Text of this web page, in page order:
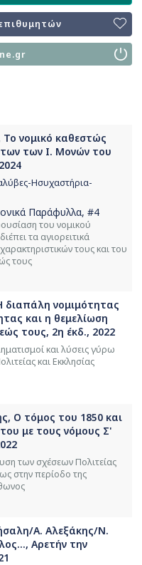
Το νομικό καθεστώς
των Ι. Μονών του
Ησυχαστήρια-
Παράφυλλα, #4
του νομικού
τα αγιορειτικά
τους και του
τους
διαπάλη νομιμότητας
και η θεμελίωση
τους, 2η έκδ., 2022
και λύσεις γύρω
και Εκκλησίας
Ο τόμος του 1850 και
με τους νόμους Σ'
των σχέσεων Πολιτείας
στην περίοδο της
Α. Αλεξάκης/Ν.
Αρετήν την